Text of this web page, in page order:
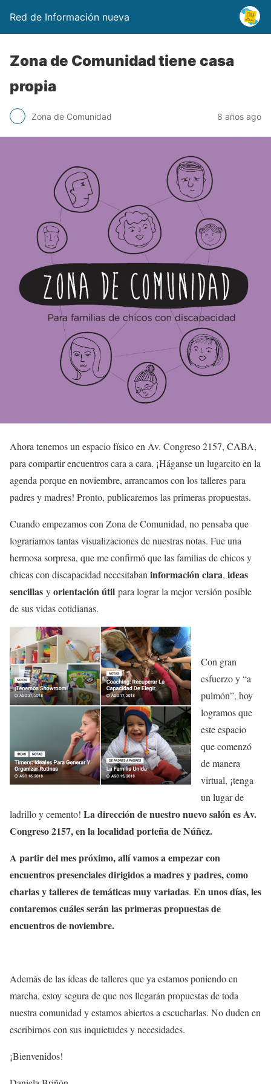
Red de Información nueva
Zona de Comunidad tiene casa
propia
Zona de Comunidad 8 años ago
Ahora tenemos un espacio físico en Av. Congreso 2157, CABA,
para compartir encuentros cara a cara. ¡Háganse un lugarcito en la
agenda porque en noviembre, arrancamos con los talleres para
padres y madres! Pronto, publicaremos las primeras propuestas.
Cuando empezamos con Zona de Comunidad, no pensaba que
lograríamos tantas visualizaciones de nuestras notas. Fue una
hermosa sorpresa, que me confirmó que las familias de chicos y
chicas con discapacidad necesitaban información clara, ideas
sencillas yorientación útil para lograr la mejor versión posible
de sus vidas cotidianas.
Con gran
esfuerzo y “a
pulmón”, hoy
logramos que
este espacio
que comenzó
de manera
virtual, ¡tenga
un lugar de
ladrillo y cemento! La dirección de nuestro nuevo salón es Av.
Congreso 2157, en la localidad porteña de Núñez.
A partir del mes próximo, allí vamos a empezar con
encuentros presenciales dirigidos a madres y padres, como
charlas y talleres de temáticas muy variadas. En unos días, les
contaremos cuáles serán las primeras propuestas de
encuentros de noviembre.
Además de las ideas de talleres que ya estamos poniendo en
marcha, estoy segura de que nos llegarán propuestas de toda
nuestra comunidad y estamos abiertos a escucharlas. No duden en
escribirnos con sus inquietudes y necesidades.
¡Bienvenidos!